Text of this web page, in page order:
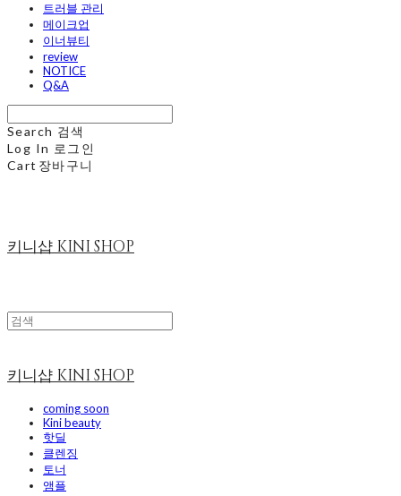
트러블 관리
메이크업
이너뷰티
review
NOTICE
Q&A
Search 검색
Log In 로그인
Cart 장바구니
키니샵 KINI SHOP
키니샵 KINI SHOP
coming soon
Kini beauty
핫딜
클렌징
토너
앰플